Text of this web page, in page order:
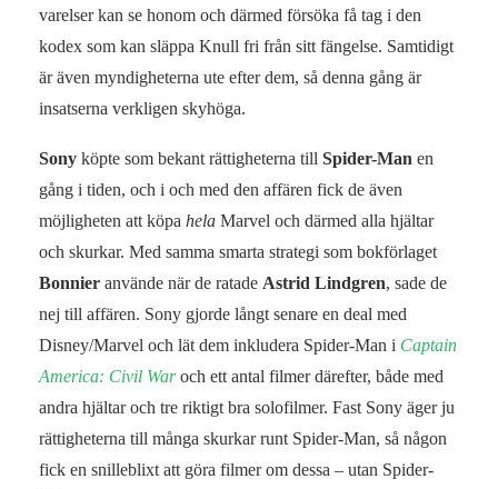
varelser kan se honom och därmed försöka få tag i den
kodex som kan släppa Knull fri från sitt fängelse. Samtidigt
är även myndigheterna ute efter dem, så denna gång är
insatserna verkligen skyhöga.
Sony köpte som bekant rättigheterna till Spider-Man en
gång i tiden, och i och med den affären fick de även
möjligheten att köpa hela Marvel och därmed alla hjältar
och skurkar. Med samma smarta strategi som bokförlaget
Bonnier använde när de ratade Astrid Lindgren, sade de
nej till affären. Sony gjorde långt senare en deal med
Disney/Marvel och lät dem inkludera Spider-Man i Captain
America: Civil Waroch ett antal filmer därefter, både med
andra hjältar och tre riktigt bra solofilmer. Fast Sony äger ju
rättigheterna till många skurkar runt Spider-Man, så någon
fick en snilleblixt att göra filmer om dessa – utan Spider-